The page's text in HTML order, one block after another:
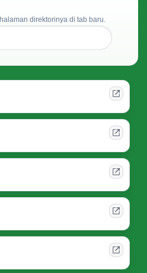
direktorinya di tab baru.